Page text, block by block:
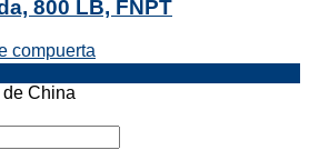
800 LB, FNPT
compuerta
China